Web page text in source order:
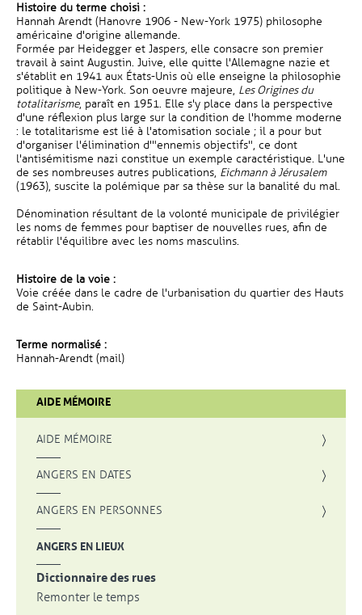
Histoire du terme choisi :
Hannah Arendt (Hanovre 1906 - New-York 1975) philosophe
américaine d'origine allemande.
Formée par Heidegger et Jaspers, elle consacre son premier
travail à saint Augustin. Juive, elle quitte l'Allemagne nazie et
s'établit en 1941 aux États-Unis où elle enseigne la philosophie
politique à New-York. Son oeuvre majeure, Les Origines du
totalitarisme, paraît en 1951. Elle s'y place dans la perspective
d'une réflexion plus large sur la condition de l'homme moderne
: le totalitarisme est lié à l'atomisation sociale ; il a pour but
d'organiser l'élimination d'"ennemis objectifs", ce dont
l'antisémitisme nazi constitue un exemple caractéristique. L'une
de ses nombreuses autres publications, Eichmann à Jérusalem
(1963), suscite la polémique par sa thèse sur la banalité du mal.
Dénomination résultant de la volonté municipale de privilégier
les noms de femmes pour baptiser de nouvelles rues, afin de
rétablir l'équilibre avec les noms masculins.
Histoire de la voie :
Voie créée dans le cadre de l'urbanisation du quartier des Hauts
de Saint-Aubin.
Terme normalisé :
Hannah-Arendt (mail)
AIDE MÉMOIRE
AIDE MÉMOIRE
ANGERS EN DATES
ANGERS EN PERSONNES
ANGERS EN LIEUX
Dictionnaire des rues
Remonter le temps